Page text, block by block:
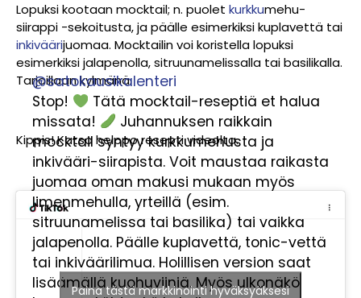
Lopuksi kootaan mocktail; n. puolet kurkkumehu-
siirappi -sekoitusta, ja päälle esimerkiksi kuplavettä tai
inkiväärijuomaa. Mocktailin voi koristella lopuksi
esimerkiksi jalapenolla, sitruunamelissalla tai basilikalla.
Tarjoillaan kylmänä.
Kippis! Katso helppo resepti videolta.
@satokausikalenteri
Stop!
Tätä mocktail-reseptiä et halua
missata!
Juhannuksen raikkain
mocktail syntyy kurkkumehusta ja
inkivääri-siirapista. Voit maustaa raikasta
juomaa oman makusi mukaan myös
limenmehulla, yrteillä (esim.
sitruunamelissa tai basilika) tai vaikka
jalapenolla. Päälle kuplavettä, tonic-vettä
tai inkiväärilimua. Holillisen version saat
lisäämällä kuohuviiniä. Myös ulkonäkö
Paina tästä markkinointi hyväksyäksesi